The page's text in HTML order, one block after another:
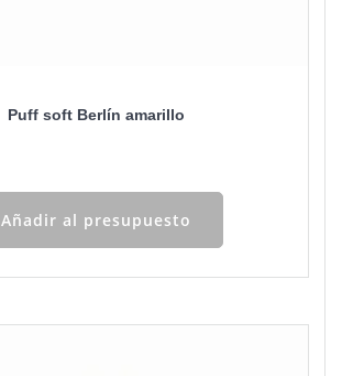
Puff soft Berlín amarillo
Añadir al presupuesto